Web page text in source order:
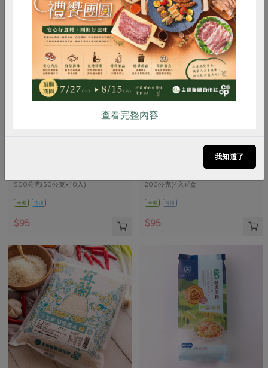
500公克(50公克x10入)
全素 冷凍
$95
有機純糙米細米粉(樂弟)-200克
200公克(4入)/盒
全素 常溫
$95
惜食 RPET 食譜 減硝酸鹽
雞蛋 食安 共同購買
查看完整內容..
我知道了